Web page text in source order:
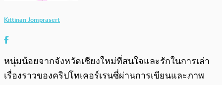
Kittinan Jomprasert
หนุ่มน้อยจากจังหวัดเชียงใหม่ที่สนใจและรักในการเล่า
เรื่องราวของคริปโทเคอร์เรนซี่ผ่านการเขียนและภาพ